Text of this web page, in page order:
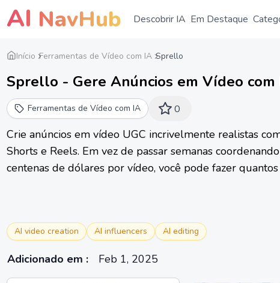
AI NavHub Descobrir IA Em Destaque
Início Ferramentas de Vídeo com IA Sprello
Sprello - Gere Anúncios em Vídeo
Ferramentas de Vídeo com IA 0
Crie anúncios em vídeo UGC incrivelmente realistas
Shorts e Reels. Em vez de passar semanas
centenas de dólares por vídeo, você pode fazer
AI video creation AI influencers AI editing
Adicionado em : Feb 1, 2025